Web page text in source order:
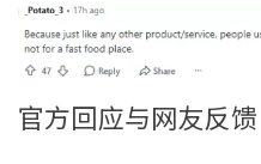
官方回应与网友反馈